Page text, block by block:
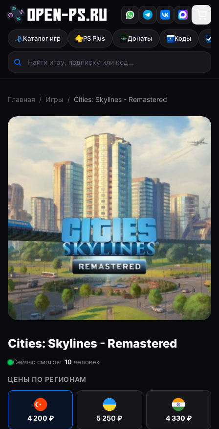
Каталог игр PS Plus Донаты Коды
Главная / Игры / Cities: Skylines - Remastered
Cities: Skylines - Remastered
Сейчас смотрят 10 человек
ЦЕНЫ ПО РЕГИОНАМ
4 200 ₽ 5 250 ₽ 4 330 ₽